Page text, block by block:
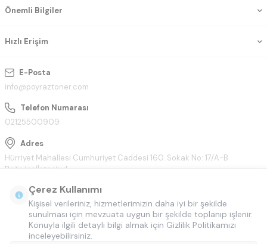
E-Posta
info@poyraztoner.com
Telefon Numarası
02125500909
Adres
Hürriyet Mahallesi Cumhuriyet Caddesi 160. Sokak No: 17/A-B
Bağcılar/İstanbul
Önemli Bilgiler
Hızlı Erişim
Çerez Kullanımı
Kişisel verileriniz, hizmetlerimizin daha iyi bir şekilde
sunulması için mevzuata uygun bir şekilde toplanıp işlenir.
Konuyla ilgili detaylı bilgi almak için Gizlilik Politikamızı
inceleyebilirsiniz.